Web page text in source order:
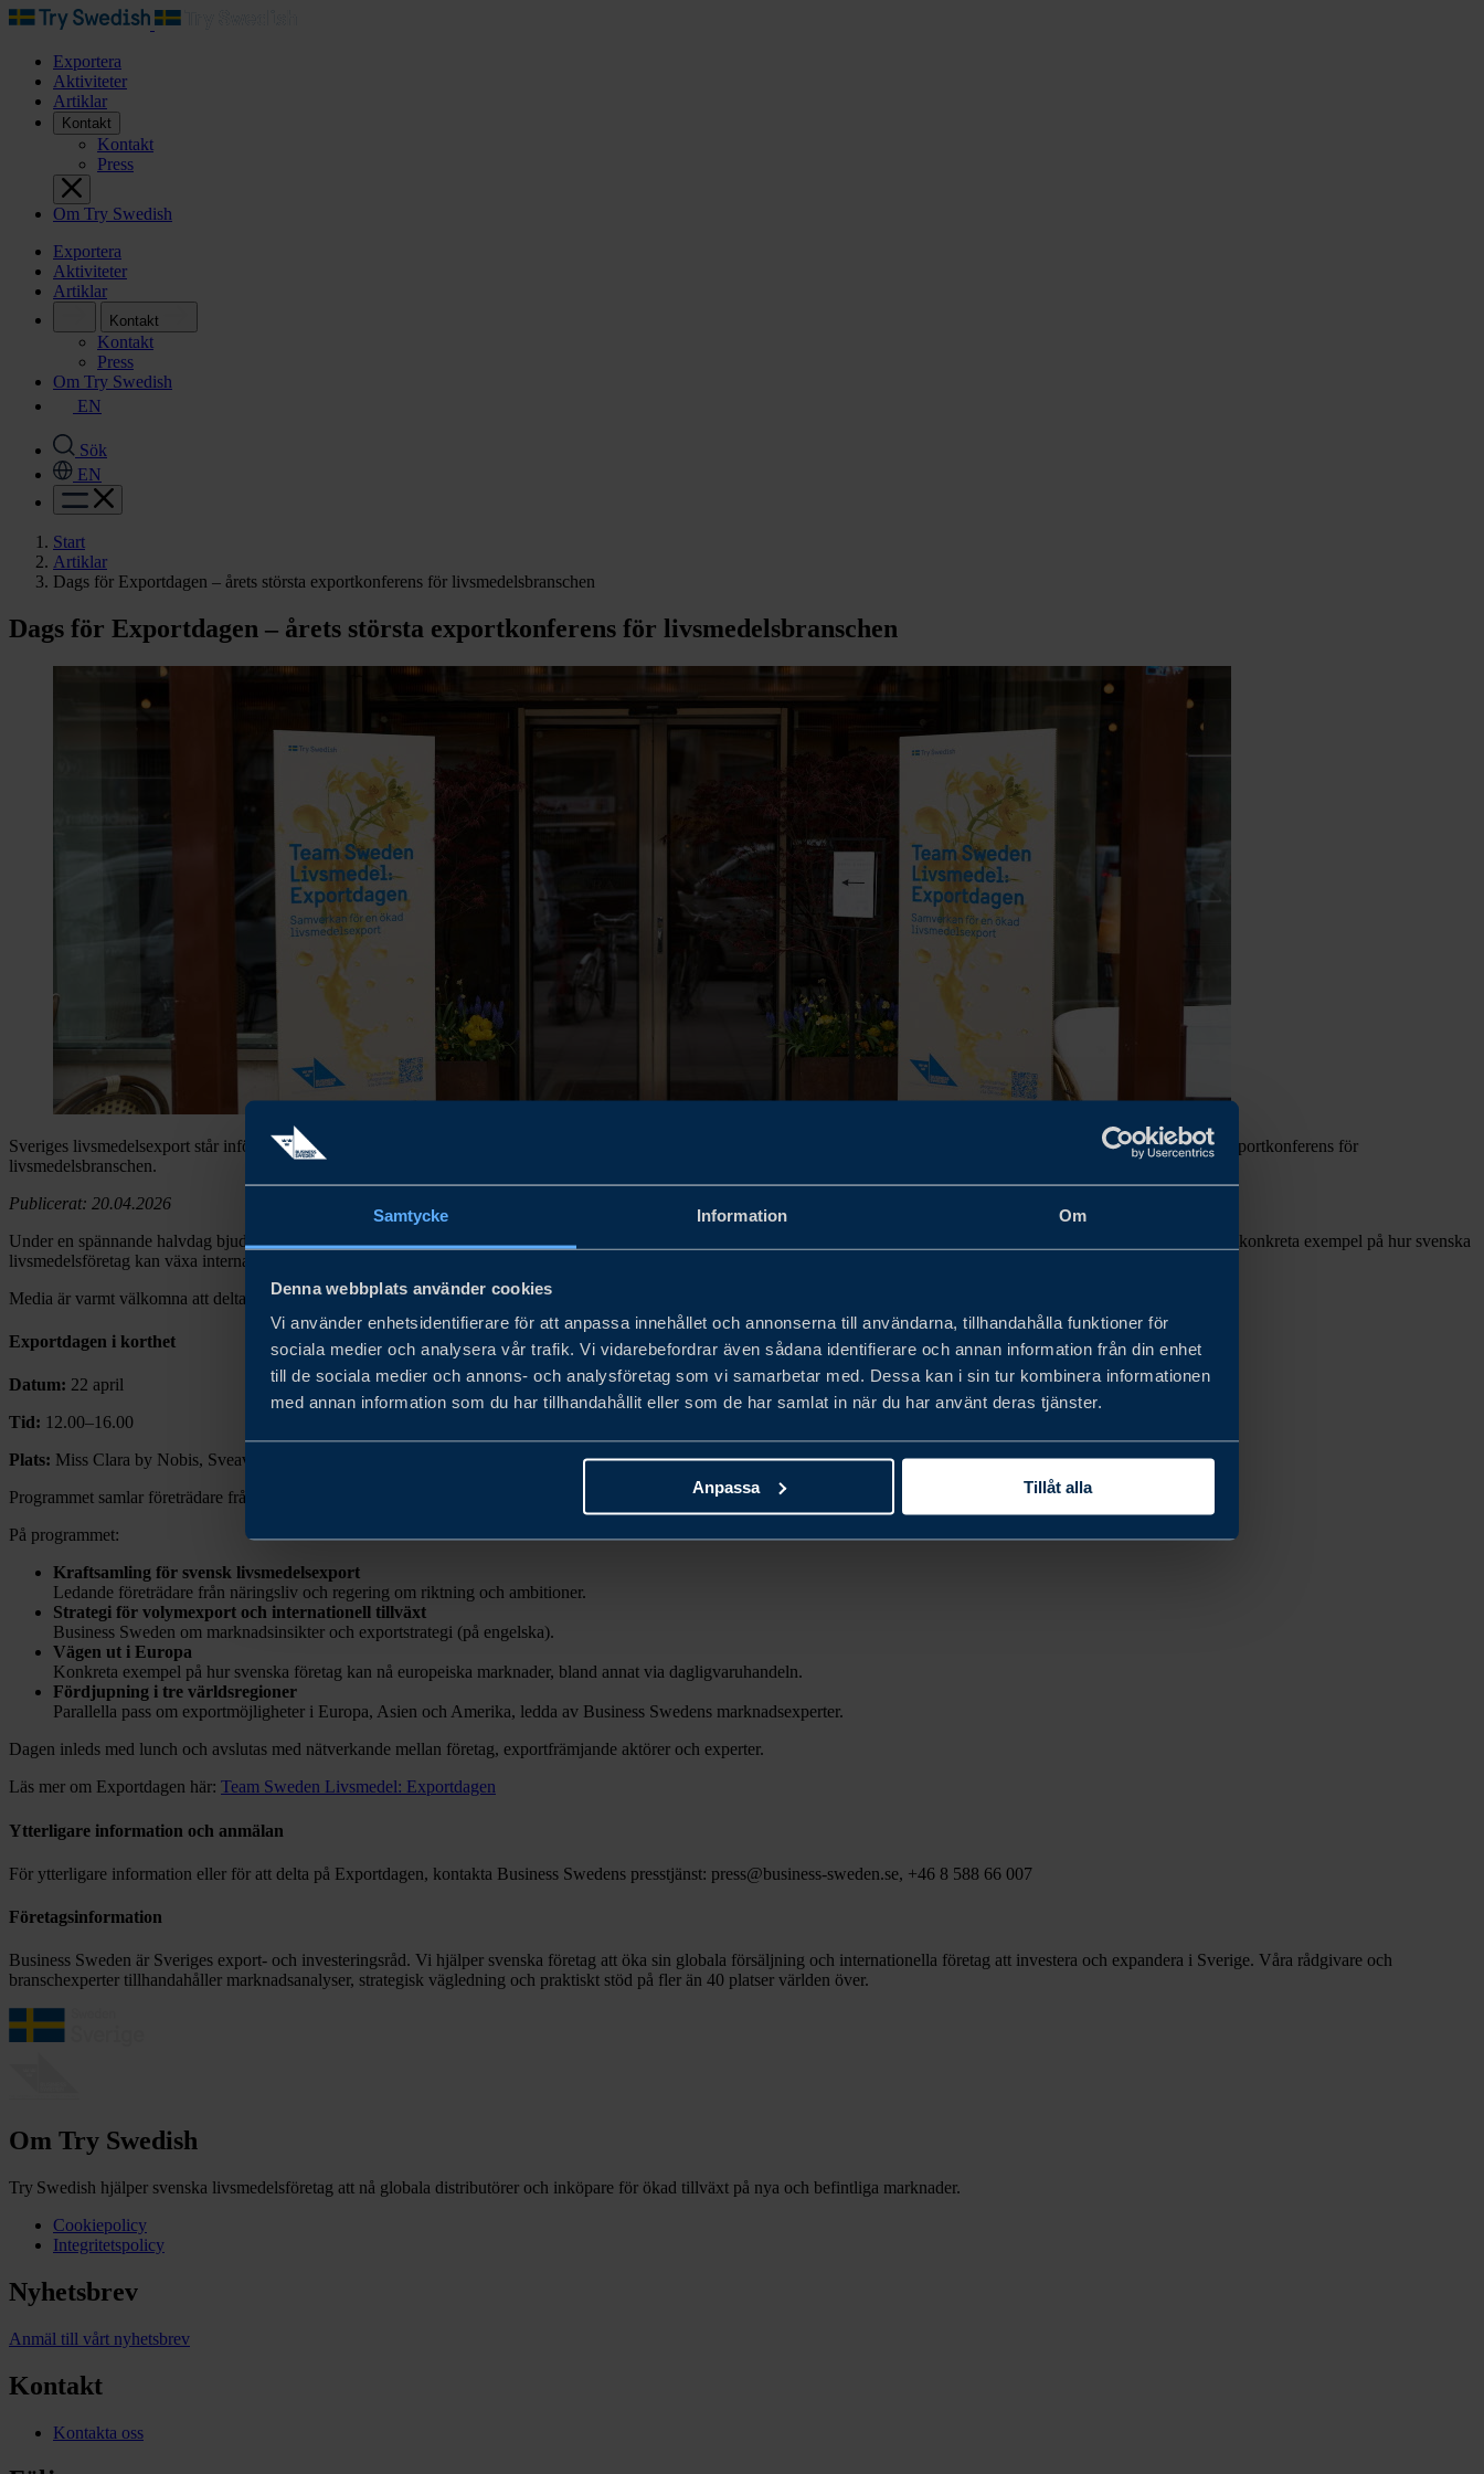
Samtycke Information Om
Denna webbplats använder cookies
Vi använder enhetsidentifierare för att anpassa innehållet och annonserna till användarna, tillhandahålla funktioner för
sociala medier och analysera vår trafik. Vi vidarebefordrar även sådana identifierare och annan information från din enhet
till de sociala medier och annons- och analysföretag som vi samarbetar med. Dessa kan i sin tur kombinera informationen
med annan information som du har tillhandahållit eller som de har samlat in när du har använt deras tjänster.
Anpassa Tillåt alla
Exportera
Aktiviteter
Artiklar
Kontakt
Kontakt
Press
Om Try Swedish
Exportera
Aktiviteter
Artiklar
Kontakt
Kontakt
Press
Om Try Swedish
EN
Sök
EN
Start
Artiklar
Dags för Exportdagen – årets största exportkonferens för livsmedelsbranschen
Dags för Exportdagen – årets största exportkonferens för livsmedelsbranschen
Sveriges livsmedelsexport står inför stora möjligheter. Den 22 april samlas branschens aktörer, beslutsfattare och exportexperter i Stockholm för Exportdagen – årets viktigaste exportkonferens för
livsmedelsbranschen.
Publicerat: 20.04.2026
Under en spännande halvdag bjuder Team Sweden Livsmedel in till marknadsinsikter från några av världens viktigaste exportmarknader, strategiska samtal om volymexport och konkreta exempel på hur svenska
livsmedelsföretag kan växa internationellt.
Media är varmt välkomna att delta.
Exportdagen i korthet
Datum: 22 april
Tid: 12.00–16.00
Plats: Miss Clara by Nobis, Sveavägen 48, Stockholm
Programmet samlar företrädare från näringsliv, handel och myndigheter, liksom Business Swedens experter från utlandskontor i Europa, Asien och Amerika.
På programmet:
Kraftsamling för svensk livsmedelsexport
Ledande företrädare från näringsliv och regering om riktning och ambitioner.
Strategi för volymexport och internationell tillväxt
Business Sweden om marknadsinsikter och exportstrategi (på engelska).
Vägen ut i Europa
Konkreta exempel på hur svenska företag kan nå europeiska marknader, bland annat via dagligvaruhandeln.
Fördjupning i tre världsregioner
Parallella pass om exportmöjligheter i Europa, Asien och Amerika, ledda av Business Swedens marknadsexperter.
Dagen inleds med lunch och avslutas med nätverkande mellan företag, exportfrämjande aktörer och experter.
Läs mer om Exportdagen här: Team Sweden Livsmedel: Exportdagen
Ytterligare information och anmälan
För ytterligare information eller för att delta på Exportdagen, kontakta Business Swedens presstjänst: press@business-sweden.se, +46 8 588 66 007
Företagsinformation
Business Sweden är Sveriges export- och investeringsråd. Vi hjälper svenska företag att öka sin globala försäljning och internationella företag att investera och expandera i Sverige. Våra rådgivare och
branschexperter tillhandahåller marknadsanalyser, strategisk vägledning och praktiskt stöd på fler än 40 platser världen över.
Om Try Swedish
Try Swedish hjälper svenska livsmedelsföretag att nå globala distributörer och inköpare för ökad tillväxt på nya och befintliga marknader.
Cookiepolicy
Integritetspolicy
Nyhetsbrev
Anmäl till vårt nyhetsbrev
Kontakt
Kontakta oss